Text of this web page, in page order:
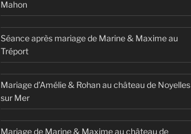
Mahon
Séance après mariage de Marine & Maxime au
Tréport
Mariage d’Amélie & Rohan au château de Noyelles
sur Mer
Mariage de Marine & Maxime au château de